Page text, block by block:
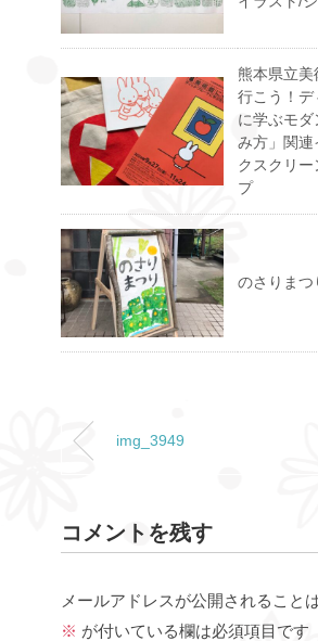
熊本県立美
行こう！デ
に学ぶモダ
み方」関
クスクリー
プ
のさりま
img_3949
コメントを残す
メールアドレスが公開されること
※ が付いている欄は必須項目です